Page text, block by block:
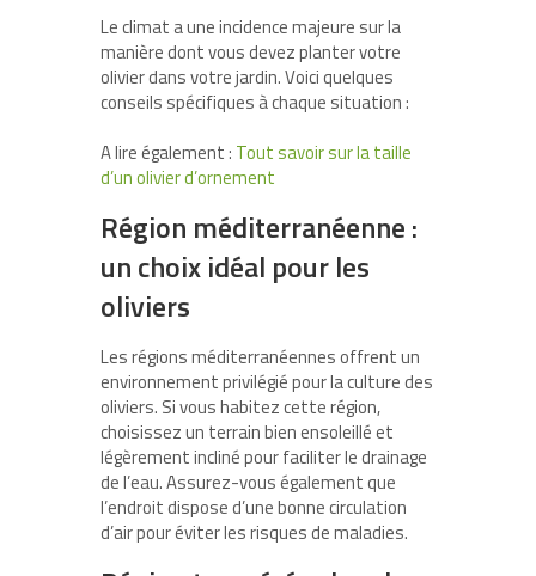
Le climat a une incidence majeure sur la
manière dont vous devez planter votre
olivier dans votre jardin. Voici quelques
conseils spécifiques à chaque situation :
A lire également : Tout savoir sur la taille
d’un olivier d’ornement
Région méditerranéenne :
un choix idéal pour les
oliviers
Les régions méditerranéennes offrent un
environnement privilégié pour la culture des
oliviers. Si vous habitez cette région,
choisissez un terrain bien ensoleillé et
légèrement incliné pour faciliter le drainage
de l’eau. Assurez-vous également que
l’endroit dispose d’une bonne circulation
d’air pour éviter les risques de maladies.